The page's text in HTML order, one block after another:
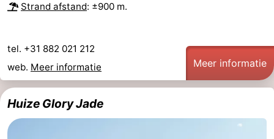
Strand afstand: ±900 m.
tel. +31 882 021 212
web. Meer informatie Meer informatie
Huize Glory Jade